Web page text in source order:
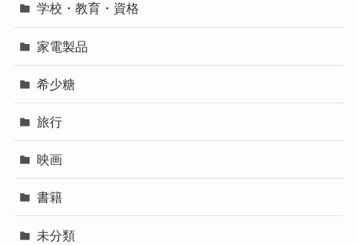
学校・教育・資格
家電製品
希少糖
旅行
映画
書籍
未分類